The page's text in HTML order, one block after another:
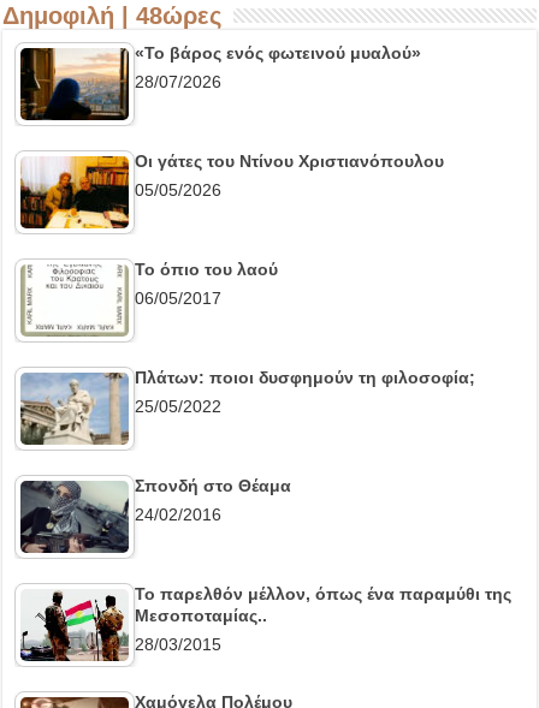
Δημοφιλή | 48ώρες
«Το βάρος ενός φωτεινού μυαλού»
28/07/2026
Οι γάτες του Ντίνου Χριστιανόπουλου
05/05/2026
Το όπιο του λαού
06/05/2017
Πλάτων: ποιοι δυσφημούν τη φιλοσοφία;
25/05/2022
Σπονδή στο Θέαμα
24/02/2016
Το παρελθόν μέλλον, όπως ένα παραμύθι της
Μεσοποταμίας..
28/03/2015
Χαμόγελα Πολέμου